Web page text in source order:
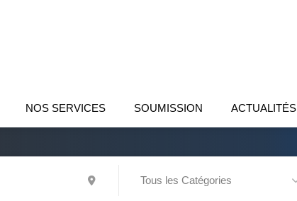
NOS SERVICES SOUMISSION ACTUALITÉS
Tous les Catégories